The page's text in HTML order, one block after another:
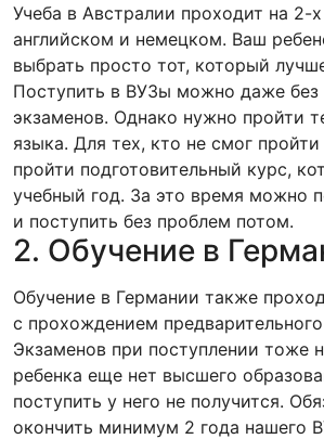
Учеба в Австралии проходит на 2-
английском и немецком. Ваш
выбрать просто тот, который
Поступить в ВУЗы можно даже без
экзаменов. Однако нужно пройти
языка. Для тех, кто не смог пройти
пройти подготовительный курс,
учебный год. За это время можно
и поступить без проблем потом.
2. Обучение в
Обучение в Германии также
с прохождением
Экзаменов при поступлении тоже
ребенка еще нет высшего
поступить у него не получится.
окончить минимум 2 года нашего